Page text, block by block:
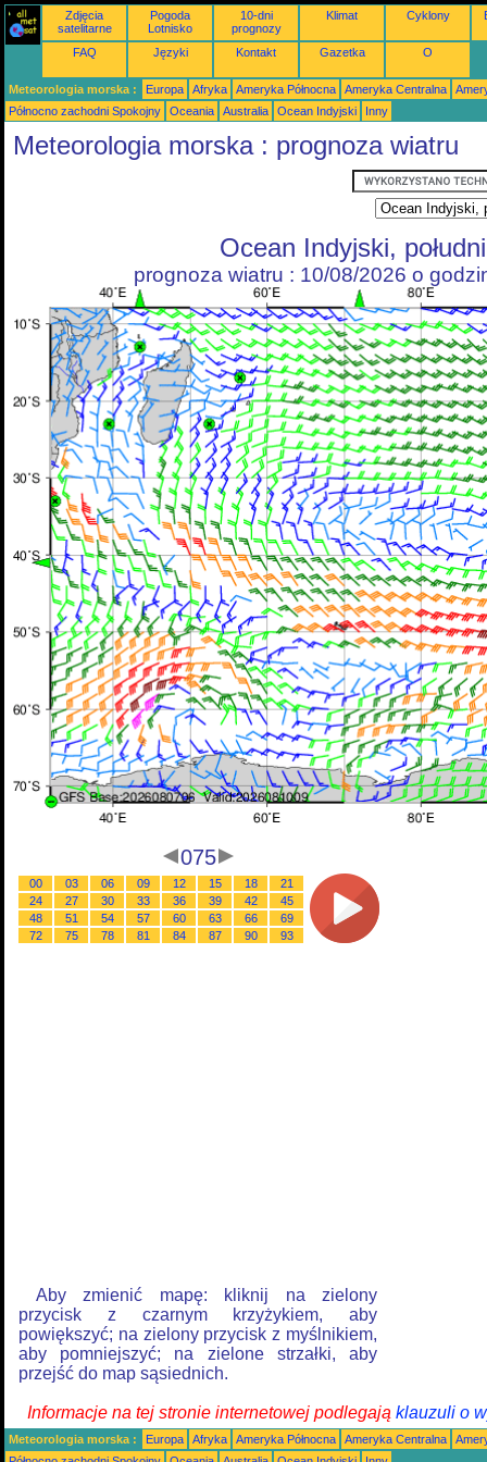
Zdjęcia
satelitarne
Pogoda
Lotnisko
10-dni
prognozy
Klimat Cyklony
FAQ Języki Kontakt Gazetka O
Meteorologia morska : Europa Afryka Ameryka Północna Ameryka Centralna
Północno zachodni Spokojny
Oceania Australia Ocean Indyjski Inny
Meteorologia morska : prognoza wiatru
Ocean Indyjski,
prognoza wiatru : 10/08/2026 o
075
00 03 06 09 12 15 18
21
24
27 30 33 36 39 42
45
48
51 54 57 60 63 66
69
72
75 78 81 84 87 90 93
Aby zmienić mapę: kliknij na zielony
przycisk z czarnym krzyżykiem, aby
powiększyć; na zielony przycisk z myślnikiem,
aby pomniejszyć; na zielone strzałki, aby
przejść do map sąsiednich.
Informacje na tej stronie internetowej podlegają klauzuli o
Meteorologia morska : Europa Afryka Ameryka Północna Ameryka Centralna